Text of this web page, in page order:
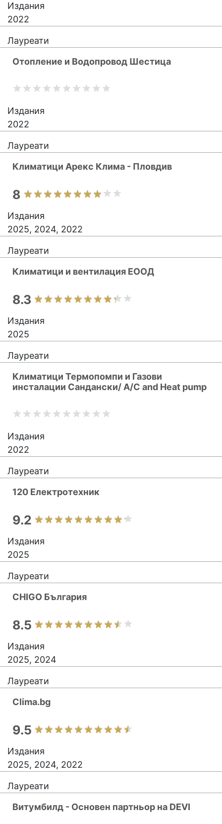
Издания
2022
Лауреати
Отопление и Водопровод Шестица
Издания
2022
Лауреати
Климатици Арекс Клима - Пловдив
8
Издания
2025, 2024, 2022
Лауреати
Климатици и вентилация ЕООД
8.3
Издания
2025
Лауреати
Климатици Термопомпи и Газови
инсталации Сандански/ A/C and Heat pump
Издания
2022
Лауреати
120 Електротехник
9.2
Издания
2025
Лауреати
CHIGO България
8.5
Издания
2025, 2024
Лауреати
Clima.bg
9.5
Издания
2025, 2024, 2022
Лауреати
Витумбилд - Основен партньор на DEVI